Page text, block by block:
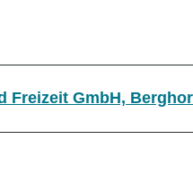
Freizeit GmbH,